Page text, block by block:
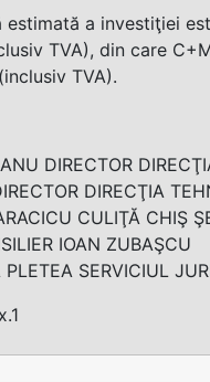
estimată a investiţiei
TVA), din care
TVA).
DIRECTOR
DIRECŢIA
CULIŢĂ CHIŞ
IOAN ZUBAŞCU
PLETEA SERVICIUL